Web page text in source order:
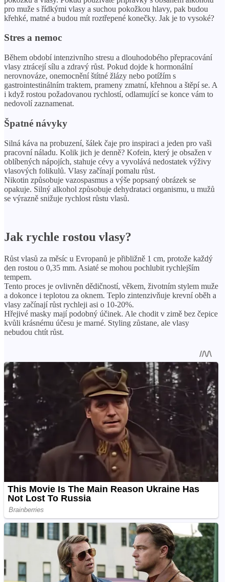
pro muže s řídkými vlasy a suchou pokožkou hlavy, pak budou
křehké, matné a budou mít roztřepené konečky. Jak je to vysoké?
Stres a nemoc
Během období intenzivního stresu a dlouhodobého přepracování
vlasy ztrácejí sílu a zdravý růst. Pokud dojde k hormonální
nerovnováze, onemocnění štítné žlázy nebo potížím s
gastrointestinálním traktem, prameny zmatní, křehnou a štěpí se. A
i když rostou požadovanou rychlostí, odlamující se konce vám to
nedovolí zaznamenat.
Špatné návyky
Silná káva na probuzení, šálek čaje pro inspiraci a jeden pro vaši
pracovní náladu. Kolik jich je denně? Kofein, který je obsažen v
oblíbených nápojích, stahuje cévy a vyvolává nedostatek výživy
vlasových folikulů. Vlasy začínají pomalu růst.
Nikotin způsobuje vazospasmus a výše popsaný obrázek se
opakuje. Silný alkohol způsobuje dehydrataci organismu, u mužů
se výrazně snižuje rychlost růstu vlasů.
Jak rychle rostou vlasy?
Růst vlasů za měsíc u Evropanů je přibližně 1 cm, protože každý
den rostou o 0,35 mm. Asiaté se mohou pochlubit rychlejším
tempem.
Tento proces je ovlivněn dědičností, věkem, životním stylem muže
a dokonce i teplotou za oknem. Teplo zintenzivňuje krevní oběh a
vlasy začínají růst rychleji asi o 10-20%.
Hřejivé masky mají podobný účinek. Ale chodit v zimě bez čepice
kvůli krásnému účesu je marné. Styling zůstane, ale vlasy
nebudou chtít růst.